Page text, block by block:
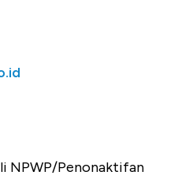
NPWP/Penonaktifan